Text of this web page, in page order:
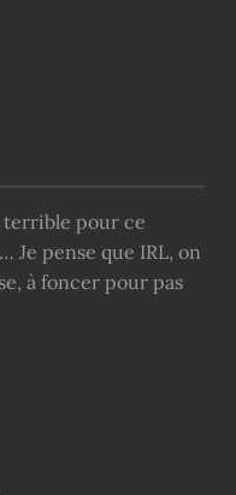
terrible pour ce
pense que IRL, on
à foncer pour pas